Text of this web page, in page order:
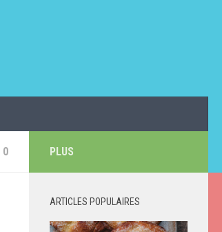
0 PLUS
ARTICLES POPULAIRES